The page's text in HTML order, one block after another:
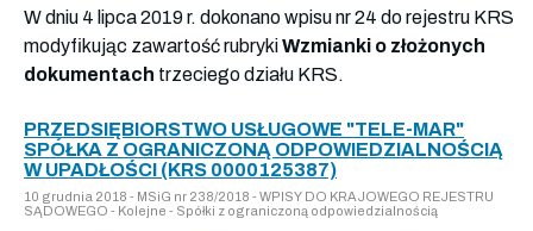
W dniu 4 lipca 2019 r. dokonano wpisu nr 24 do rejestru KRS
modyfikując zawartość rubrykiWzmianki o złożonych
dokumentach trzeciego działu KRS.
PRZEDSIĘBIORSTWO USŁUGOWE "TELE-MAR"
SPÓŁKA Z OGRANICZONĄ ODPOWIEDZIALNOŚCIĄ
W UPADŁOŚCI (KRS 0000125387)
10 grudnia 2018 - MSiG nr 238/2018 - WPISY DO KRAJOWEGO REJESTRU
SĄDOWEGO - Kolejne - Spółki z ograniczoną odpowiedzialnością